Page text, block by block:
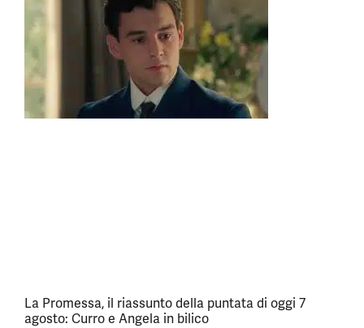
La Promessa, il riassunto della puntata di oggi 7
agosto: Curro e Angela in bilico